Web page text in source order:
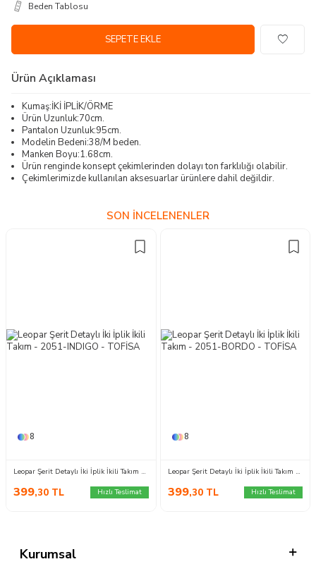
Beden Tablosu
SEPETE EKLE
Ürün Açıklaması
Kumaş:İKİ İPLİK/ÖRME
Ürün Uzunluk:70cm.
Pantalon Uzunluk:95cm.
Modelin Bedeni:38/M beden.
Manken Boyu:1.68cm.
Ürün renginde konsept çekimlerinden dolayı ton farklılığı olabilir.
Çekimlerimizde kullanılan aksesuarlar ürünlere dahil değildir.
SON İNCELENENLER
8
Leopar Şerit Detaylı İki İplik İkili Takım - 2051-INDIGO
399,30 TL Hızlı Teslimat
8
Leopar Şerit Detaylı İki İplik İkili Takım - 2051-BORDO
399,30 TL Hızlı Teslimat
Kurumsal